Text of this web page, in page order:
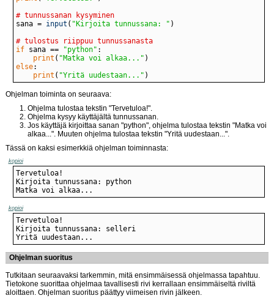
# tunnussanan kysyminen
sana = input ( "Kirjoita tunnussana: "
# tulostus riippuu tunnussanasta
if sana == "python"
print ( "Matka voi alkaa..."
else
print ( "Yritä uudestaan..." )
Ohjelman toiminta on seuraava:
Ohjelma tulostaa tekstin "Tervetuloa!".
Ohjelma kysyy käyttäjältä tunnussanan.
Jos käyttäjä kirjoittaa sanan "python", ohjelma tulostaa tekstin "Matka voi
alkaa...". Muuten ohjelma tulostaa tekstin "Yritä uudestaan...".
Tässä on kaksi esimerkkiä ohjelman toiminnasta:
kopioi
Matka voi alkaa...
kopioi
Yritä uudestaan...
Ohjelman suoritus
Tutkitaan seuraavaksi tarkemmin, mitä ensimmäisessä ohjelmassa tapahtuu.
Tietokone suorittaa ohjelmaa tavallisesti rivi kerrallaan ensimmäiseltä riviltä
aloittaen. Ohjelman suoritus päättyy viimeisen rivin jälkeen.